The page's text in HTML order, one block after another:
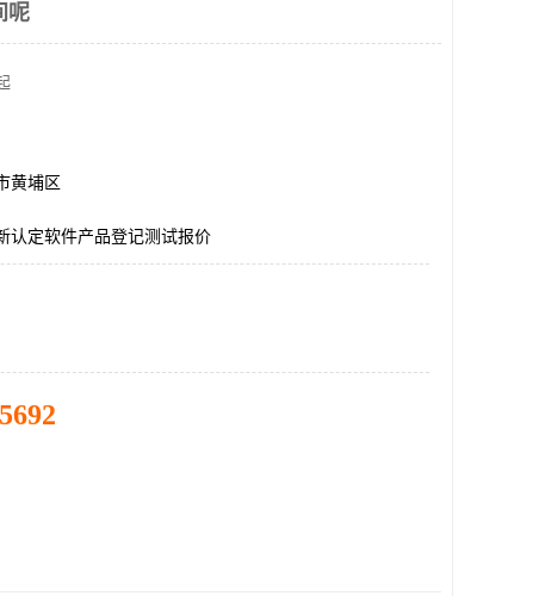
呢
黄埔区
认定软件产品登记测试报价